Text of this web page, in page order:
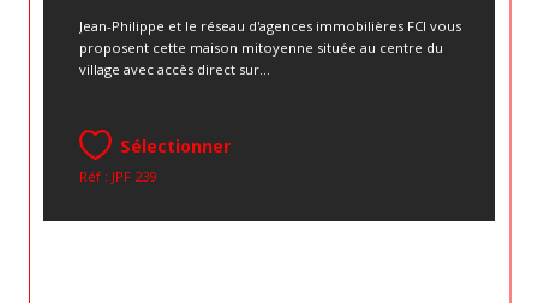
Jean-Philippe et le réseau d'agences immobilières FCI vous
proposent cette maison mitoyenne située au centre du
village avec accès direct sur...
Sélectionner
Réf : JPF 239